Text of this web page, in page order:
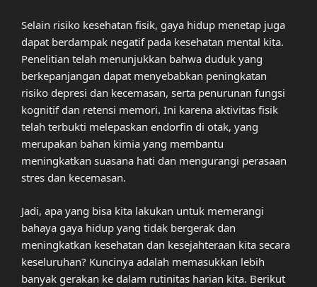
Selain risiko kesehatan fisik, gaya hidup menetap juga
dapat berdampak negatif pada kesehatan mental kita.
Penelitian telah menunjukkan bahwa duduk yang
berkepanjangan dapat menyebabkan peningkatan
risiko depresi dan kecemasan, serta penurunan fungsi
kognitif dan retensi memori. Ini karena aktivitas fisik
telah terbukti melepaskan endorfin di otak, yang
merupakan bahan kimia yang membantu
meningkatkan suasana hati dan mengurangi perasaan
stres dan kecemasan.
Jadi, apa yang bisa kita lakukan untuk memerangi
bahaya gaya hidup yang tidak bergerak dan
meningkatkan kesehatan dan kesejahteraan kita secara
keseluruhan? Kuncinya adalah memasukkan lebih
banyak gerakan ke dalam rutinitas harian kita. Berikut